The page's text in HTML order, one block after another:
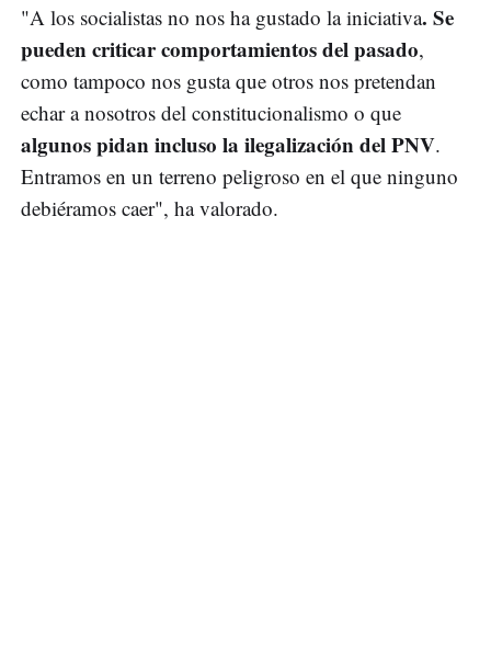
"A los socialistas no nos ha gustado la iniciativa. Se
pueden criticar comportamientos del pasado,
como tampoco nos gusta que otros nos pretendan
echar a nosotros del constitucionalismo o que
algunos pidan incluso la ilegalización del PNV.
Entramos en un terreno peligroso en el que ninguno
debiéramos caer", ha valorado.